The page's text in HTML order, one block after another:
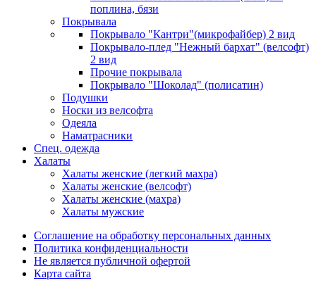
поплина, бязи
Покрывала
Покрывало "Кантри"(микрофайбер) 2 вид
Покрывало-плед "Нежный бархат" (велсофт)
2 вид
Прочие покрывала
Покрывало "Шоколад" (полисатин)
Подушки
Носки из велсофта
Одеяла
Наматрасники
Спец. одежда
Халаты
Халаты женские (легкий махра)
Халаты женские (велсофт)
Халаты женские (махра)
Халаты мужские
Соглашение на обработку персональных данных
Политика конфиденциальности
Не является публичной офертой
Карта сайта